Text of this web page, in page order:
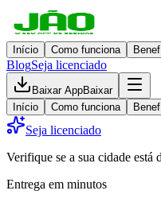
Início Como funciona
BlogSeja licenciado
Baixar AppBaixar
Início
Como funciona
Seja licenciado
Verifique se a sua cidade
Entrega em minutos